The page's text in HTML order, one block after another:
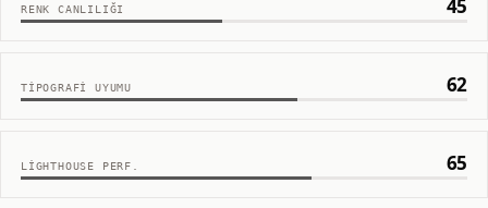
RENK CANLILIĞI 45
TIPOGRAFI UYUMU 62
LIGHTHOUSE PERF. 65